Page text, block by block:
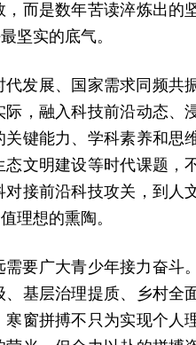
而是数年苦读淬炼出的
坚实的底气。
发展、国家需求同频共
，融入科技前沿动态、
键能力、学科素养和思
文明建设等时代课题，
接前沿科技攻关，到人
理想的熏陶。
要广大青少年接力奋斗
基层治理提质、乡村全
窗拼搏不只为实现个人